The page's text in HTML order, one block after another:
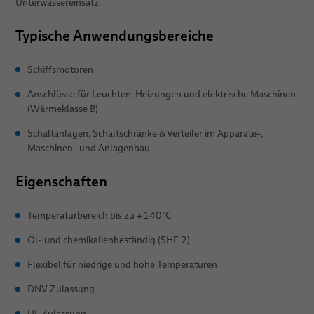
Dienstleistungen
Logistik
Forschung & Entwicklung
Zertifizierungen
Terminals
Qualität
Unterwassereinsatz.
Typische Anwendungsbereiche
Schiffsmotoren
Anschlüsse für Leuchten, Heizungen und elektrische Maschinen
(Wärmeklasse B)
Schaltanlagen, Schaltschränke & Verteiler im Apparate-,
Maschinen- und Anlagenbau
Eigenschaften
Temperaturbereich bis zu +140°C
Öl- und chemikalienbeständig (SHF 2)
Flexibel für niedrige und hohe Temperaturen
DNV Zulassung